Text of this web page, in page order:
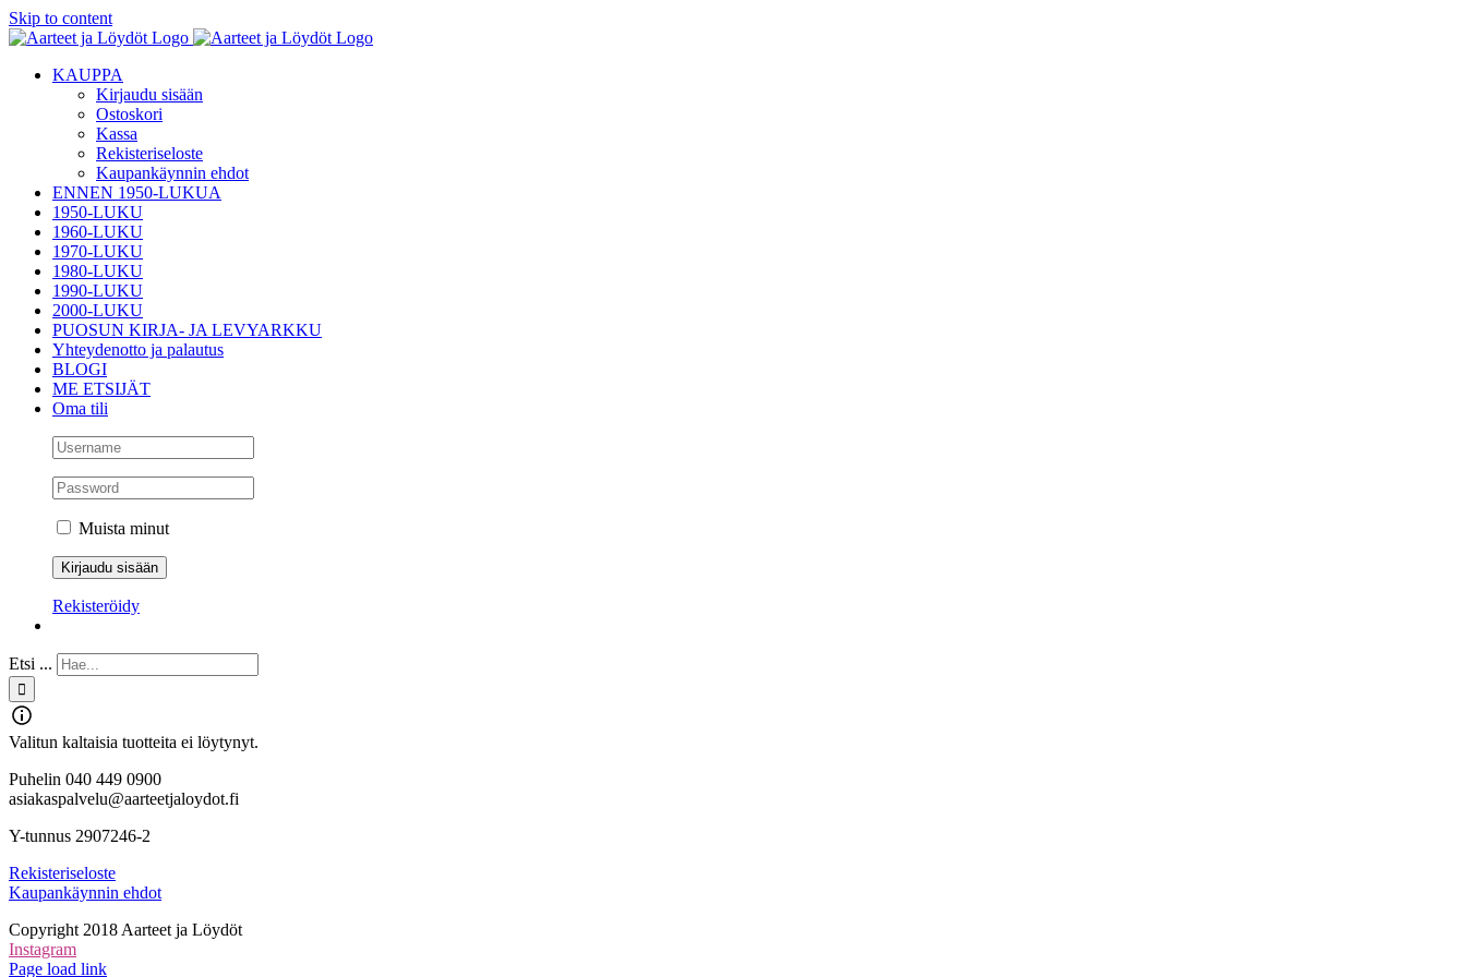
Skip to content
KAUPPA
Kirjaudu sisään
Ostoskori
Kassa
Rekisteriseloste
Kaupankäynnin ehdot
ENNEN 1950-LUKUA
1950-LUKU
1960-LUKU
1970-LUKU
1980-LUKU
1990-LUKU
2000-LUKU
PUOSUN KIRJA- JA LEVYARKKU
Yhteydenotto ja palautus
BLOGI
ME ETSIJÄT
Oma tili
Muista minut
Rekisteröidy
Etsi ...
Valitun kaltaisia tuotteita ei löytynyt.
Puhelin 040 449 0900
asiakaspalvelu@aarteetjaloydot.fi
Y-tunnus 2907246-2
Rekisteriseloste
Kaupankäynnin ehdot
Copyright 2018 Aarteet ja Löydöt
Instagram
Page load link